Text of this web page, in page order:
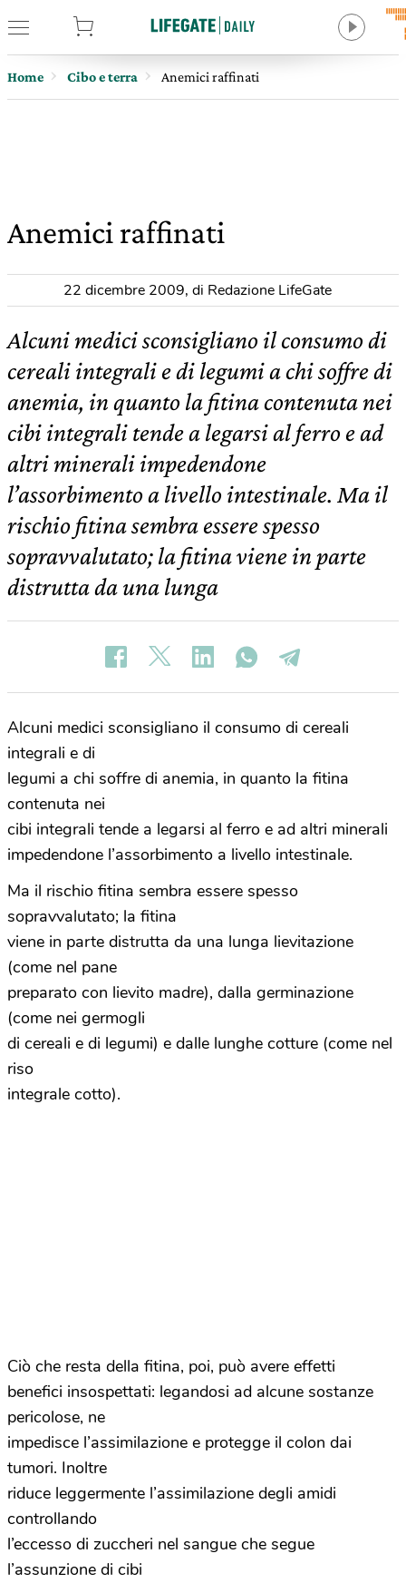
Home Cibo e terra Anemici raffinati
Anemici raffinati
22 dicembre 2009, di Redazione LifeGate
Alcuni medici sconsigliano il consumo di
cereali integrali e di legumi a chi soffre di
anemia, in quanto la fitina contenuta nei
cibi integrali tende a legarsi al ferro e ad
altri minerali impedendone
l’assorbimento a livello intestinale. Ma il
rischio fitina sembra essere spesso
sopravvalutato; la fitina viene in parte
distrutta da una lunga
Alcuni medici sconsigliano il consumo di cereali
integrali e di
legumi a chi soffre di anemia, in quanto la fitina
contenuta nei
cibi integrali tende a legarsi al ferro e ad altri minerali
impedendone l’assorbimento a livello intestinale.
Ma il rischio fitina sembra essere spesso
sopravvalutato; la fitina
viene in parte distrutta da una lunga lievitazione
(come nel pane
preparato con lievito madre), dalla germinazione
(come nei germogli
di cereali e di legumi) e dalle lunghe cotture (come nel
riso
integrale cotto).
Ciò che resta della fitina, poi, può avere effetti
benefici insospettati: legandosi ad alcune sostanze
pericolose, ne
impedisce l’assimilazione e protegge il colon dai
tumori. Inoltre
riduce leggermente l’assimilazione degli amidi
controllando
l’eccesso di zuccheri nel sangue che segue
l’assunzione di cibi